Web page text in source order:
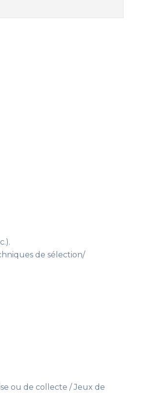
de sélection/
ou de collecte / Jeux de